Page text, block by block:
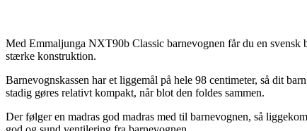
Med Emmaljunga NXT90b Classic barnevognen får du en
stærke konstruktion.
Barnevognskassen har et liggemål på hele 98 centimeter, så dit
stadig gøres relativt kompakt, når blot den foldes sammen.
Der følger en madras god madras med til barnevognen, så